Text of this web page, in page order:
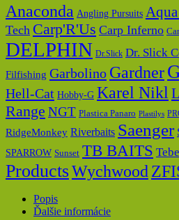
Anaconda Angling Pursuits
Tech Carp'R'Us Carp Inferno
DELPHIN Dr.Slick Dr. Slick
Filfishing Garbolino Gardner
Hell-Cat Hobby-G Karel Nikl
Range NGT Plastica Panaro Plastilys
RidgeMonkey Riverbaits Saenger
SPARROW Sunset TB BAITS
ProductsWychwood
Popis
Ďalšie informácie